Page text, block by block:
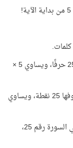
ورد لفظ (حِجْر) للمرّة الثانية في آية عدد حروفها 25 حرفًا، ويساوي 5 ×
ورد لفظ (حِجْر) للمرّة الثالثة في آية عدد نقاط حروفها 25 نقطة، ويساوي
ورد لفظ (حِجْر) للمرّة الثالثة في سورة الفرقان وهي السورة رقم 25،